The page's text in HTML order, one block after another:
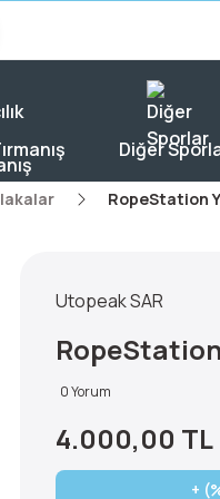
Diğer
RopeStation
Utopeak SAR
RopeStation
0 Yorum
4.000,00 TL
+